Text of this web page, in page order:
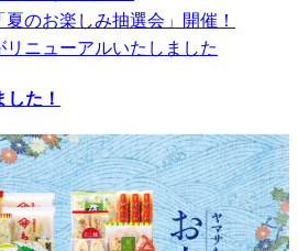
のお楽しみ抽選会」開催！
リニューアルいたしました
た！